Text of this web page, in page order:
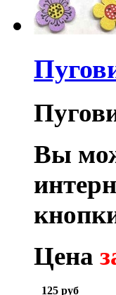
Вы
Цена
125 руб